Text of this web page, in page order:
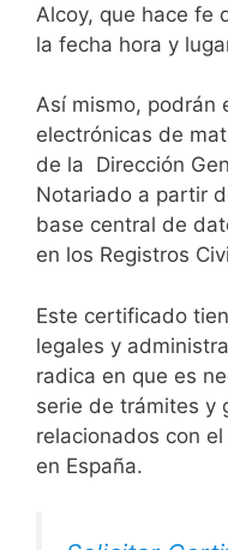
Alcoy, que hace fe
la fecha hora y
Así mismo, podrán
electrónicas de
de la Dirección
Notariado a partir
base central de
en los Registros
Este certificado
legales y
radica en que es
serie de trámites y
relacionados con
en España.